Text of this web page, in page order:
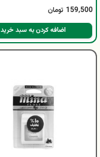
159,500 تومان
اضافه کردن به سبد خرید